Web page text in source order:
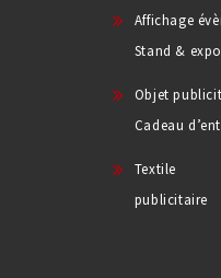
Affichage
Stand &
Objet
Cadeau
Textile
publicitaire